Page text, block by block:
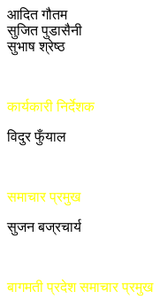
आदित गौतम
सुजित पुडासैनी
सुभाष श्रेष्ठ
कार्यकारी निर्देशक
विदुर फुँयाल
समाचार प्रमुख
सुजन बज्रचार्य
बागमती प्रदेश समाचार प्रमुख